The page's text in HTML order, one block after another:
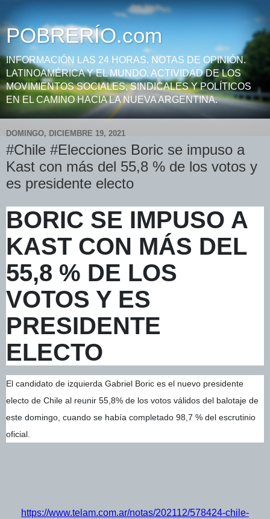
POBRERÍO.com
INFORMACIÓN LAS 24 HORAS. NOTAS DE OPINIÓN.
LATINOAMÉRICA Y EL MUNDO. ACTIVIDAD DE LOS
MOVIMIENTOS SOCIALES, SINDICALES Y POLÍTICOS
EN EL CAMINO HACIA LA NUEVA ARGENTINA.
DOMINGO, DICIEMBRE 19, 2021
#Chile #Elecciones Boric se impuso a
Kast con más del 55,8 % de los votos y
es presidente electo
BORIC SE IMPUSO A
KAST CON MÁS DEL
55,8 % DE LOS
VOTOS Y ES
PRESIDENTE
ELECTO
El candidato de izquierda Gabriel Boric es el nuevo presidente
electo de Chile al reunir 55,8% de los votos válidos del balotaje de
este domingo, cuando se había completado 98,7 % del escrutinio
oficial.
https://www.telam.com.ar/notas/202112/578424-chile-